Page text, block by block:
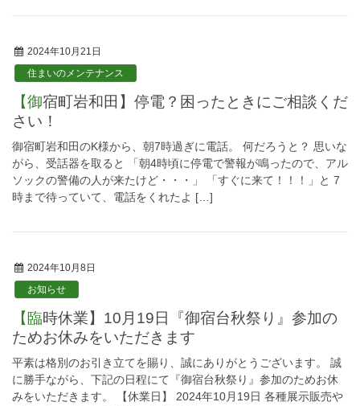
2024年10月21日
住まいのメンテナンス
【御宿町岩和田】停電？困ったときにご相談くだ
さい！
御宿町岩和田のK様から、朝7時過ぎに電話。 何だろうと？ 思いな
がら、受話器を取ると 「朝4時頃に停電で警報が鳴ったので、アル
ソックの警備の人が来たけど・・・」 「すぐに来て！！！」と 7
時まで待っていて、電話をくれたよ […]
2024年10月8日
お知らせ
【臨時休業】10月19日『御宿台秋祭り』参加の
ためお休みをいただきます
平素は格別のお引き立てを賜り、誠にありがとうございます。 誠
に勝手ながら、下記の日程にて『御宿台秋祭り』参加のためお休
みをいただきます。 【休業日】 2024年10月19日 各種展示販売や